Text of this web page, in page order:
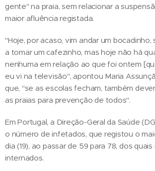
gente" na praia, sem relacionar a
maior afluência registada.
"Hoje, por acaso, vim andar um
a tomar um cafezinho, mas hoje não há
nenhuma em relação ao que foi ontem
eu vi na televisão", apontou Maria
que, "se as escolas fecham, também
as praias para prevenção de todos".
Em Portugal, a Direção-Geral da Saúde
o número de infetados, que registou o
dia (19), ao passar de 59 para 78, dos
internados.